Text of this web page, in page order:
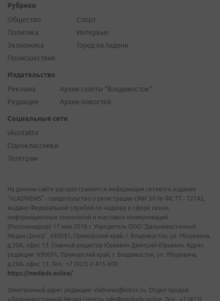
Рубрики
Общество
Политика
Экономика
Происшествия
Спорт
Интервью
Город на ладони
Издательство
Реклама
Редакция
Архив газеты "Владивосток"
Архив новостей
Социальные сети
vkontakte
Одноклассники
Телеграм
На данном сайте распространяется информация сетевого издания
"VLADNEWS" - свидетельство о регистрации СМИ ЭЛ № ФС 77 - 72742,
выдано Федеральной службой по надзору в сфере связи,
информационных технологий и массовых коммуникаций
(Роскомнадзор) 17 мая 2018 г. Учредитель ООО "Дальневосточный
Медиа Центр". 690091, Приморский край, г. Владивосток, ул. Уборевича,
д.20А, офис 13. Главный редактор Юркевич Дмитрий Юрьевич. Адрес
редакции: 690091, Приморский край, г. Владивосток, ул. Уборевича,
д.20А, офис 13. Тел.: +7 (423) 2-415-600.
https://mediadv.online/
Электронный адрес редакции: vladnews@inbox.ru. Отдел продаж
«Дальневосточный Медиа Центр» sale@mediadv.online. Тел.: +7 (423)